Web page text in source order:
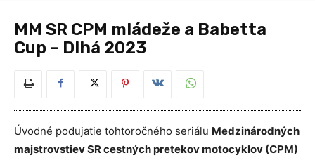
MM SR CPM mládeže a Babetta
Cup – Dlhá 2023
Úvodné podujatie tohtoročného seriálu Medzinárodných
majstrovstiev SR cestných pretekov motocyklov (CPM)